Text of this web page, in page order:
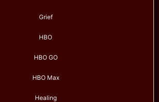
Grief
HBO
HBO GO
HBO Max
Healing